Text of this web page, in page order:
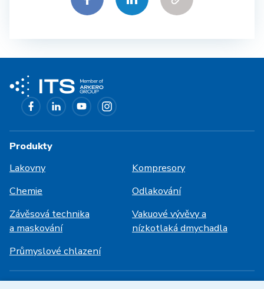
Produkty
Lakovny
Kompresory
Chemie
Odlakování
Závěsová technika
a maskování
Vakuové vývěvy a
nízkotlaká dmychadla
Průmyslové chlazení